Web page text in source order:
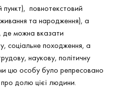
повнотекстовий
та народження), а
де можна вказати
соціальне походження, а
наукову, політичну
цю особу було репресовано
про долю цієї людини.